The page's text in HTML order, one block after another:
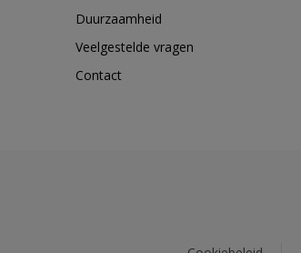
Duurzaamheid
Veelgestelde vragen
Contact